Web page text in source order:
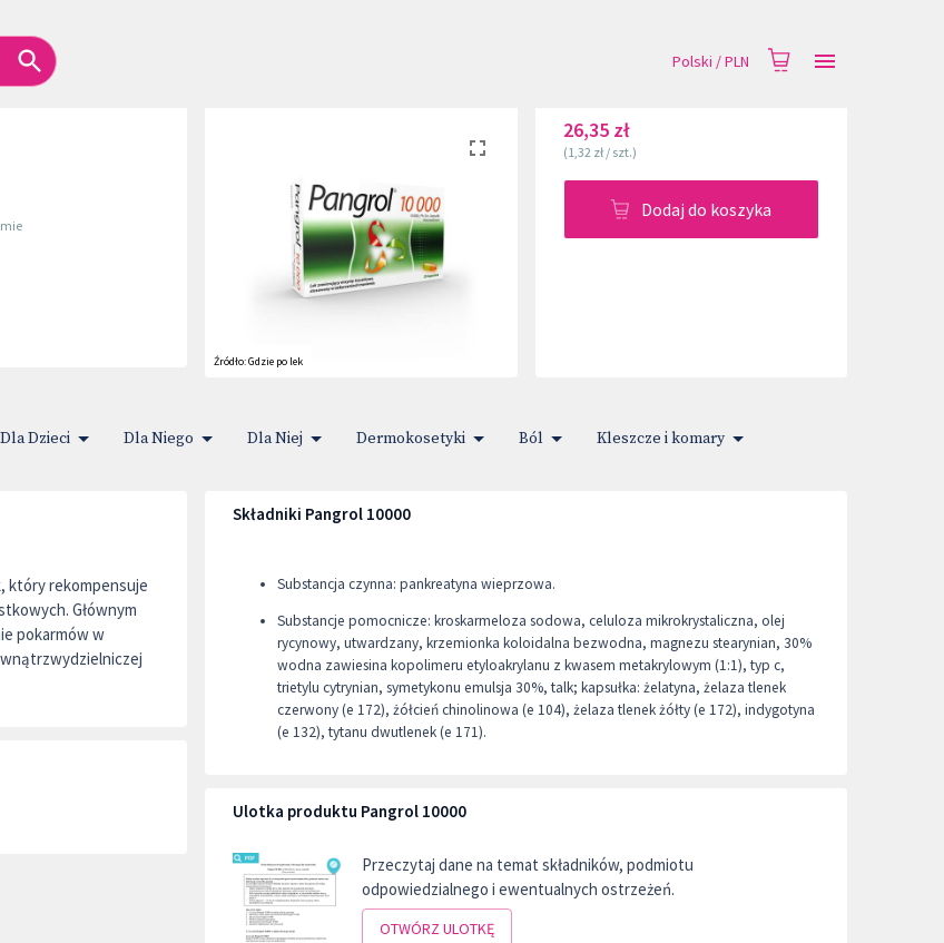
Polski /PLN
Źródło:Gdzie po lek
26,35 zł
(1,32 zł/ szt.)
Dodaj do koszyka
Dla Dzieci Dla Niego Dla Niej Dermokosetyki Ból Kleszcze i komary
który rekompensuje
Głównym
pokarmów w
Składniki Pangrol 10000
Substancja czynna: pankreatyna wieprzowa.
Substancje pomocnicze: kroskarmeloza sodowa, celuloza mikrokrystaliczna, olej
rycynowy, utwardzany, krzemionka koloidalna bezwodna, magnezu stearynian, 30%
wodna zawiesina kopolimeru etyloakrylanu z kwasem metakrylowym (1:1), typ c,
trietylu cytrynian, symetykonu emulsja 30%, talk; kapsułka: żelatyna, żelaza tlenek
czerwony (e 172), żółcień chinolinowa (e 104), żelaza tlenek żółty (e 172), indygotyna
(e 132), tytanu dwutlenek (e 171).
Ulotka produktu Pangrol 10000
Przeczytaj dane na temat składników, podmiotu
odpowiedzialnego i ewentualnych ostrzeżeń.
OTWÓRZ ULOTKĘ